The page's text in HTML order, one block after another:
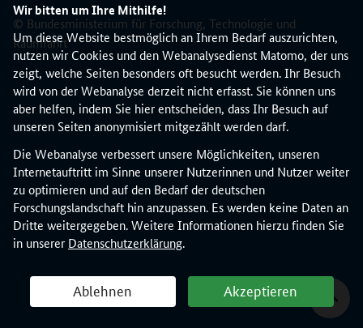
Wir bitten um Ihre Mithilfe!
Um diese Website bestmöglich an Ihrem Bedarf auszurichten,
nutzen wir Cookies und den Webanalysedienst Matomo, der uns
zeigt, welche Seiten besonders oft besucht werden. Ihr Besuch
wird von der Webanalyse derzeit nicht erfasst. Sie können uns
aber helfen, indem Sie hier entscheiden, dass Ihr Besuch auf
unseren Seiten anonymisiert mitgezählt werden darf.
Die Webanalyse verbessert unsere Möglichkeiten, unseren
Internetauftritt im Sinne unserer Nutzerinnen und Nutzer weiter
zu optimieren und auf den Bedarf der deutschen
Forschungslandschaft hin anzupassen. Es werden keine Daten an
Dritte weitergegeben. Weitere Informationen hierzu finden Sie
in unserer Datenschutzerklärung.
Ablehnen Akzeptieren
© Bundesministerium für Forschung, Technologie und
Raumfahrt